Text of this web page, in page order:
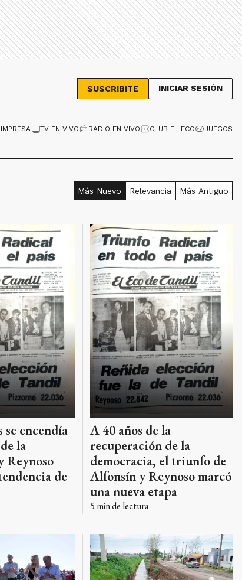
SUSCRIBITE INICIAR SESIÓN
TV EN VIVO RADIO EN VIVO CLUB EL ECO JUEGOS
Más Nuevo Relevancia Más Antiguo
se encendía
la
Reynoso
de
A 40 años de la
recuperación de la
democracia, el triunfo de
Alfonsín y Reynoso marcó
una nueva etapa
5 min de lectura